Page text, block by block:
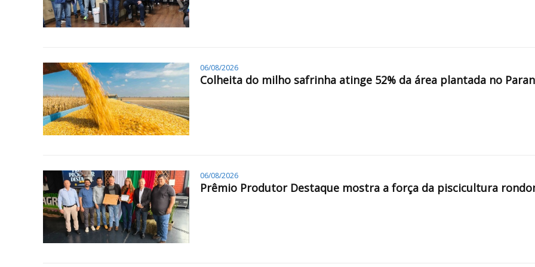
06/08/2026
Colheita do milho safrinha atinge 52% da área plantada no
06/08/2026
Prêmio Produtor Destaque mostra a força da piscicultura